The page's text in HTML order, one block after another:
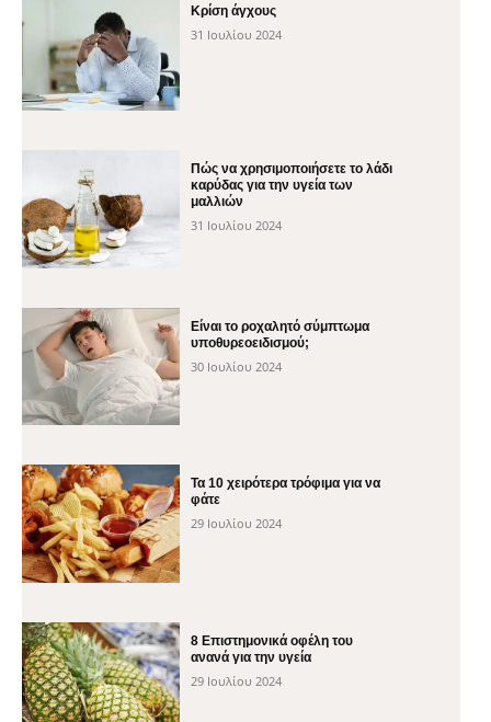
Κρίση άγχους
31 Ιουλίου 2024
Πώς να χρησιμοποιήσετε το λάδι
καρύδας για την υγεία των
μαλλιών
31 Ιουλίου 2024
Είναι το ροχαλητό σύμπτωμα
υποθυρεοειδισμού;
30 Ιουλίου 2024
Τα 10 χειρότερα τρόφιμα για να
φάτε
29 Ιουλίου 2024
8 Επιστημονικά οφέλη του
ανανά για την υγεία
29 Ιουλίου 2024